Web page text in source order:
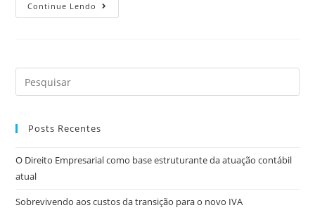
Continue Lendo
Posts Recentes
O Direito Empresarial como base estruturante da atuação contábil
atual
Sobrevivendo aos custos da transição para o novo IVA